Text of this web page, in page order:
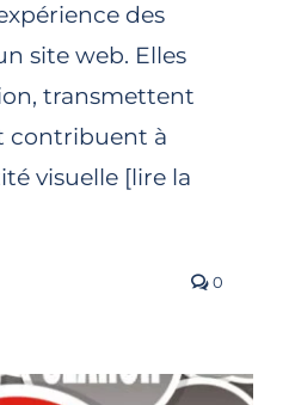
des
site web. Elles
transmettent
contribuent à
visuelle [lire la
0